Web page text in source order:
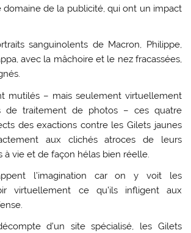
domaine de la publicité, qui ont un impact
sanguinolents de Macron, Philippe,
avec la mâchoire et le nez fracassées,
mutilés – mais seulement virtuellement
de traitement de photos – ces quatre
des exactions contre les Gilets jaunes
aux clichés atroces de leurs
à vie et de façon hélas bien réelle.
l’imagination car on y voit les
virtuellement ce qu’ils infligent aux
d’un site spécialisé, les Gilets